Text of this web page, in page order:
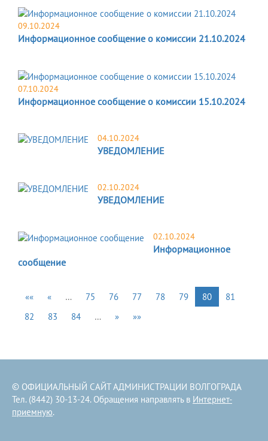
09.10.2024
Информационное сообщение о комиссии 21.10.2024
07.10.2024
Информационное сообщение о комиссии 15.10.2024
04.10.2024
УВЕДОМЛЕНИЕ
02.10.2024
УВЕДОМЛЕНИЕ
02.10.2024
Информационное
сообщение
«« « … 75 76 77 78 79 80
81
82
83 84 … » »»
© ОФИЦИАЛЬНЫЙ САЙТ АДМИНИСТРАЦИИ ВОЛГОГРАДА
Тел. (8442) 30-13-24. Обращения направлять в Интернет-
приемную.